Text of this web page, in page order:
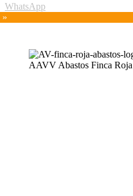
AAVV Abastos Finca Roja
WhatsApp